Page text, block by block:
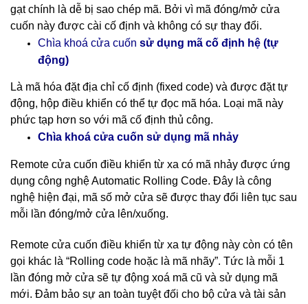
gạt chính là dễ bị sao chép mã. Bởi vì mã đóng/mở cửa
cuốn này được cài cố định và không có sự thay đổi.
Chìa khoá cửa cuốn sử dụng mã cố định hệ (tự
động)
Là mã hóa đặt địa chỉ cố định (fixed code) và được đặt tự
động, hộp điều khiển có thể tự đọc mã hóa. Loại mã này
phức tạp hơn so với mã cố định thủ công.
Chìa khoá cửa cuốn sử dụng mã nhảy
Remote cửa cuốn điều khiển từ xa có mã nhảy được ứng
dụng công nghệ Automatic Rolling Code. Đây là công
nghệ hiện đại, mã số mở cửa sẽ được thay đổi liên tục sau
mỗi lần đóng/mở cửa lên/xuống.
Remote cửa cuốn điều khiển từ xa tự động này còn có tên
gọi khác là “Rolling code hoặc là mã nhãy”. Tức là mỗi 1
lần đóng mở cửa sẽ tự động xoá mã cũ và sử dụng mã
mới. Đảm bảo sự an toàn tuyệt đối cho bộ cửa và tài sản